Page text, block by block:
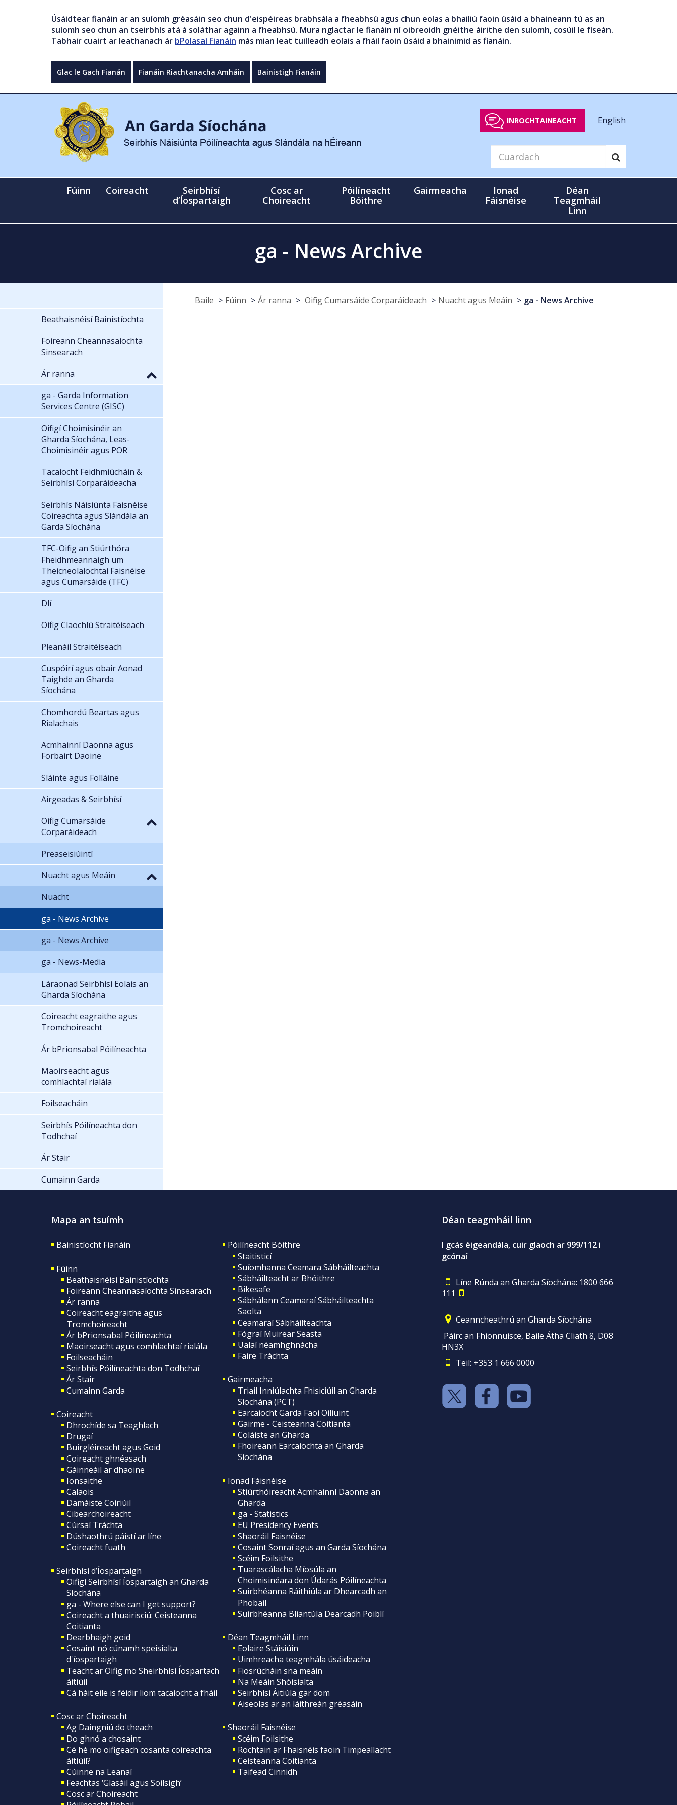
Úsáidtear fianáin ar an suíomh gréasáin seo chun d'eispéireas brabhsála a fheabhsú agus chun eolas a bhailiú faoin úsáid a bhaineann tú as an
suíomh seo chun an tseirbhís atá á soláthar againn a fheabhsú. Mura nglactar le fianáin ní oibreoidh gnéithe áirithe den suíomh, cosúil le físeán.
Tabhair cuairt ar leathanach ár bPolasaí Fianáin más mian leat tuilleadh eolais a fháil faoin úsáid a bhainimid as fianáin.
Glac le Gach Fianán Fianáin Riachtanacha Amháin Bainistigh Fianáin
INROCHTAINEACHT English
Fúinn Coireacht
Seirbhísí
d’Íospartaigh
Cosc ar
Choireacht
Póilíneacht
Bóithre
Gairmeacha
Ionad
Fáisnéise
Déan
Teagmháil
Linn
ga - News Archive
Baile Fúinn Ár ranna Oifig Cumarsáide Corparáideach Nuacht agus Meáin
ga - News Archive
Beathaisnéisí Bainistíochta
Foireann Cheannasaíochta
Sinsearach
Ár ranna
ga - Garda Information
Services Centre (GISC)
Oifigí Choimisinéir an
Gharda Síochána, Leas-
Choimisinéir agus POR
Tacaíocht Feidhmiúcháin &
Seirbhísí Corparáideacha
Seirbhís Náisiúnta Faisnéise
Coireachta agus Slándála an
Garda Síochána
TFC-Oifig an Stiúrthóra
Fheidhmeannaigh um
Theicneolaíochtaí Faisnéise
agus Cumarsáide (TFC)
Dlí
Oifig Claochlú Straitéiseach
Pleanáil Straitéiseach
Cuspóirí agus obair Aonad
Taighde an Gharda
Síochána
Chomhordú Beartas agus
Rialachais
Acmhainní Daonna agus
Forbairt Daoine
Sláinte agus Folláine
Airgeadas & Seirbhísí
Oifig Cumarsáide
Corparáideach
Preaseisiúintí
Nuacht agus Meáin
Nuacht
ga - News Archive
ga - News Archive
ga - News-Media
Láraonad Seirbhísí Eolais an
Gharda Síochána
Coireacht eagraithe agus
Tromchoireacht
Ár bPrionsabal Póilíneachta
Maoirseacht agus
comhlachtaí rialála
Foilseacháin
Seirbhís Póilíneachta don
Todhchaí
Ár Stair
Cumainn Garda
Mapa an tsuímh
Bainistíocht Fianáin
Fúinn
Beathaisnéisí Bainistíochta
Foireann Cheannasaíochta Sinsearach
Ár ranna
Coireacht eagraithe agus
Tromchoireacht
Ár bPrionsabal Póilíneachta
Maoirseacht agus comhlachtaí rialála
Foilseacháin
Seirbhís Póilíneachta don Todhchaí
Ár Stair
Cumainn Garda
Coireacht
Dhrochíde sa Teaghlach
Drugaí
Buirgléireacht agus Goid
Coireacht ghnéasach
Gáinneáil ar dhaoine
Ionsaithe
Calaois
Damáiste Coiriúil
Cibearchoireacht
Cúrsaí Tráchta
Dúshaothrú páistí ar líne
Coireacht fuath
Seirbhísí d’Íospartaigh
Oifigí Seirbhísí Íospartaigh an Gharda
Síochána
ga - Where else can I get support?
Coireacht a thuairisciú: Ceisteanna
Coitianta
Dearbhaigh goid
Cosaint nó cúnamh speisialta
d'íospartaigh
Teacht ar Oifig mo Sheirbhísí Íospartach
áitiúil
Cá háit eile is féidir liom tacaíocht a fháil
Cosc ar Choireacht
Ag Daingniú do theach
Do ghnó a chosaint
Cé hé mo oifigeach cosanta coireachta
áitiúil?
Cúinne na Leanaí
Feachtas ‘Glasáil agus Soilsigh’
Cosc ar Choireacht
Póilíneacht Bóithre
Staitisticí
Suíomhanna Ceamara Sábháilteachta
Sábháilteacht ar Bhóithre
Bikesafe
Sábhálann Ceamaraí Sábháilteachta
Saolta
Ceamaraí Sábháilteachta
Fógraí Muirear Seasta
Ualaí néamhghnácha
Faire Tráchta
Gairmeacha
Triail Inniúlachta Fhisiciúil an Gharda
Síochána (PCT)
Earcaiocht Garda Faoi Oiliuint
Gairme - Ceisteanna Coitianta
Coláiste an Gharda
Fhoireann Earcaíochta an Gharda
Síochána
Ionad Fáisnéise
Stiúrthóireacht Acmhainní Daonna an
Gharda
ga - Statistics
EU Presidency Events
Shaoráil Faisnéise
Cosaint Sonraí agus an Garda Síochána
Scéim Foilsithe
Tuarascálacha Míosúla an
Choimisinéara don Údarás Póilíneachta
Suirbhéanna Ráithiúla ar Dhearcadh an
Phobail
Suirbhéanna Bliantúla Dearcadh Poiblí
Déan Teagmháil Linn
Eolaire Stáisiúin
Uimhreacha teagmhála úsáideacha
Fiosrúcháin sna meáin
Na Meáin Shóisialta
Seirbhísí Áitiúla gar dom
Aiseolas ar an láithreán gréasáin
Shaoráil Faisnéise
Scéim Foilsithe
Rochtain ar Fhaisnéis faoin Timpeallacht
Ceisteanna Coitianta
Taifead Cinnidh
Déan teagmháil linn
I gcás éigeandála, cuir glaoch ar 999/112 i
gcónaí
Líne Rúnda an Gharda Síochána: 1800 666
111
Ceanncheathrú an Gharda Síochána
Páirc an Fhionnuisce, Baile Átha Cliath 8, D08
HN3X
Teil: +353 1 666 0000